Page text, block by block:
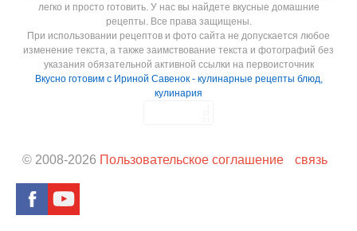
легко и просто готовить. У нас вы найдете вкусные домашние
рецепты. Все права защищены.
При использовании рецептов и фото сайта не допускается любое
изменение текста, а также заимствование текста и фотографий без
указания обязательной активной ссылки на первоисточник
Вкусно готовим с Ириной Савенок - кулинарные рецепты блюд,
кулинария
© 2008-2026 Пользовательское соглашение связь